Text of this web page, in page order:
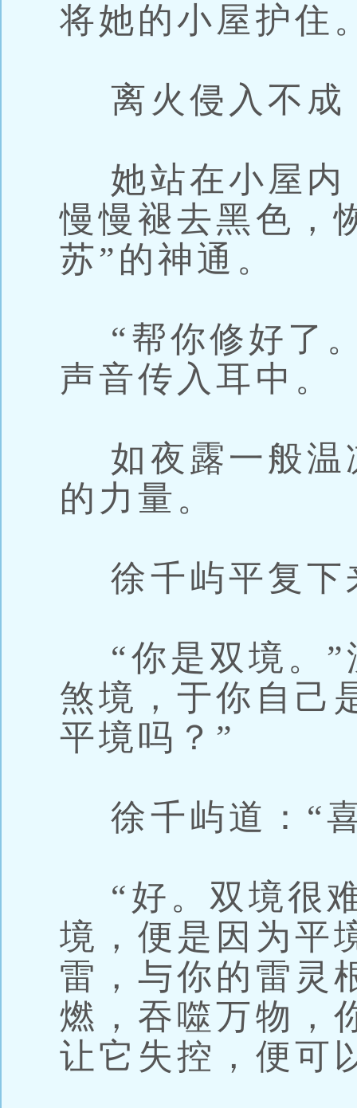
将她的小屋护住
离火侵入不成
她站在小屋内
慢慢褪去黑色，
苏”的神通。
“帮你修好了
声音传入耳中。
如夜露一般温
的力量。
徐千屿平复下
“你是双境。”
煞境，于你自己
平境吗？”
徐千屿道：“
“好。双境很
境，便是因为平
雷，与你的雷灵
燃，吞噬万物，
让它失控，便可